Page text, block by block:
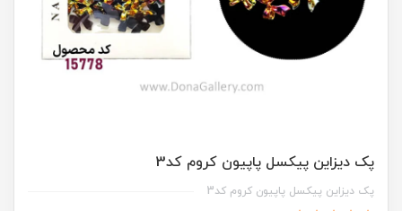
پک ديزاين پيکسل پاپيون کروم کد3
پک ديزاين پيکسل پاپيون کروم کد3